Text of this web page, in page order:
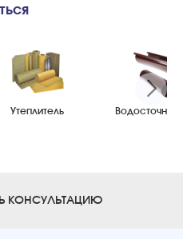
Утеплитель
КОНСУЛЬТАЦИЮ